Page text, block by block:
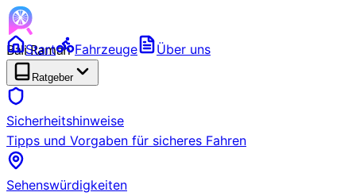
Bali Ramah
RENTAL BETA
Start Fahrzeuge Über uns
Ratgeber
Sicherheitshinweise
Tipps und Vorgaben für sicheres Fahren
Sehenswürdigkeiten